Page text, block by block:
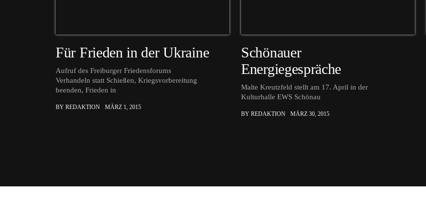
Für Frieden in der Ukraine
Aufruf des Freiburger Friedensforums
Verhandeln statt Schießen, Kriegsvorbereitung
beenden, Frieden in
BY REDAKTION MÄRZ 1, 2015
Schönauer
Energiegespräche
Malte Kreutzfeld stellt am 17. April in der
Kulturhalle EWS Schönau
BY REDAKTION MÄRZ 30, 2015